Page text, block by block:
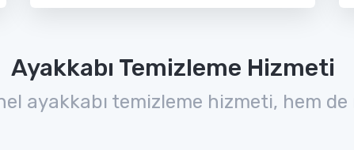
Ayakkabı Temizleme Hizmeti
ayakkabı temizleme hizmeti, hem